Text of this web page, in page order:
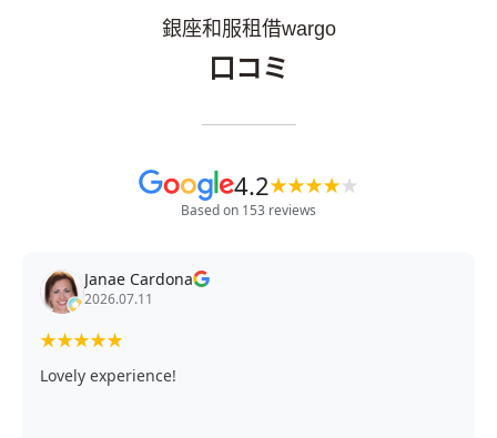
銀座和服租借wargo
口コミ
4.2★★★★★
Based on 153 reviews
Janae Cardona
2026.07.11
★★★★★
Lovely experience!